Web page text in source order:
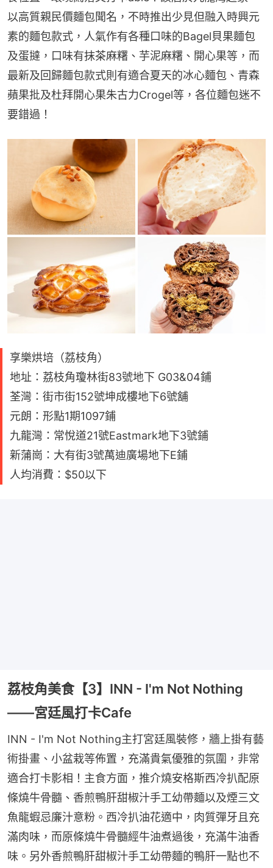
以高質親民價麵包聞名，不時推出少見但融入時興元
素的麵包款式，人氣作有各種口味的Bagel貝果麵包
及蛋撻，口味有抹茶麻糬、芋泥麻糬、開心果等，而
最新及回歸麵包款式則有適合夏天的冰心麵包、青森
蘋果批及杜拜開心果朱古力Crogel等，各位麵包迷不
要錯過！
享樂烘培（荔枝角）
地址：荔枝角瓊林街83號地下 G03&04鋪
荃灣：街市街152號坤成樓地下6號舖
元朗：形點1期1097鋪
九龍灣：常悅道21號Eastmark地下3號鋪
新蒲崗：大有街3號萬迪廣場地下E鋪
人均消費：$50以下
荔枝角美食【3】INN - I'm Not Nothing
——宮廷風打卡Cafe
INN - I'm Not Nothing主打宮廷風裝修，牆上掛有藝
術掛畫、小盆栽等佈置，充滿貴氣優雅的氛圍，非常
適合打卡影相！主食方面，推介燒安格斯西冷扒配原
條燒牛骨髓、香煎鴨肝甜椒汁手工幼帶麵以及煙三文
魚龍蝦忌廉汁意粉。西冷扒油花適中，肉質彈牙且充
滿肉味，而原條燒牛骨髓經牛油煮過後，充滿牛油香
味。另外香煎鴨肝甜椒汁手工幼帶麵的鴨肝一點也不